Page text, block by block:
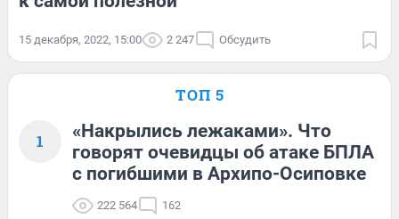
15 декабря, 2022, 15:00 2 247 Обсудить
ТОП 5
1
«Накрылись лежаками». Что
говорят очевидцы об атаке БПЛА
с погибшими в Архипо-Осиповке
222 564 162